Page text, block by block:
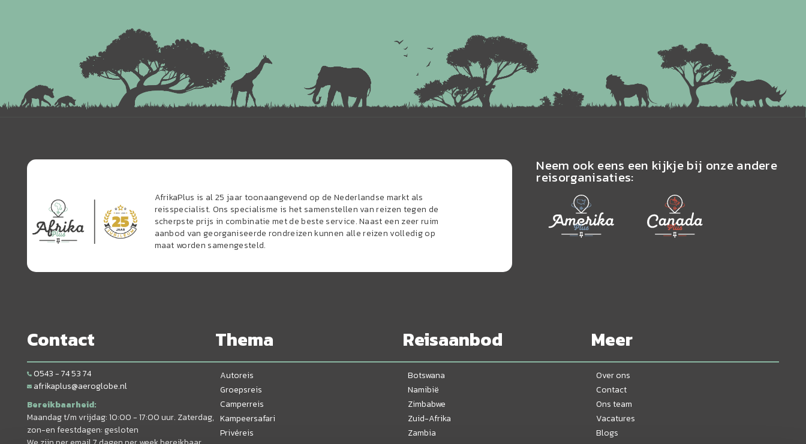
AfrikaPlus is al 25 jaar toonaangevend op de Nederlandse markt als
reisspecialist. Ons specialisme is het samenstellen van reizen tegen de
scherpste prijs in combinatie met de beste service. Naast een zeer ruim
aanbod van georganiseerde rondreizen kunnen alle reizen volledig op
maat worden samengesteld.
Neem ook eens een kijkje bij onze andere
reisorganisaties:
Contact
0543 - 74 53 74
afrikaplus@aeroglobe.nl
Bereikbaarheid:
Maandag t/m vrijdag: 10:00 - 17:00 uur. Zaterdag,
zon-en feestdagen: gesloten
Thema
Autoreis
Groepsreis
Camperreis
Kampeersafari
Privéreis
Reisaanbod
Botswana
Namibië
Zimbabwe
Zuid-Afrika
Zambia
Meer
Over ons
Contact
Ons team
Vacatures
Blogs